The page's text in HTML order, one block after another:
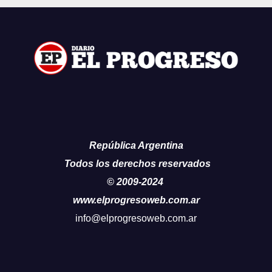
República Argentina
Todos los derechos reservados
© 2009-2024
www.elprogresoweb.com.ar
info@elprogresoweb.com.ar